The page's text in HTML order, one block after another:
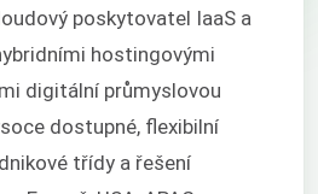
poskytovatel IaaS a
hostingovými
digitální průmyslovou
dostupné, flexibilní
třídy a řešení